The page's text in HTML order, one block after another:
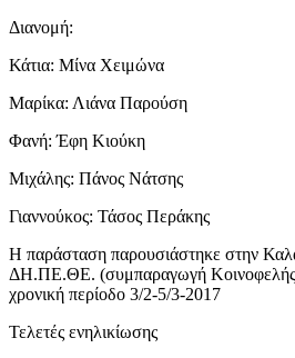
Διανομή:
Κάτια: Μίνα Χειμώνα
Μαρίκα: Λιάνα Παρούση
Φανή: Έφη Κιούκη
Μιχάλης: Πάνος Νάτσης
Γιαννούκος: Τάσος Περάκης
Η παράσταση παρουσιάστηκε στην
ΔΗ.ΠΕ.ΘΕ. (συμπαραγωγή
χρονική περίοδο 3/2-5/3-2017
Τελετές ενηλικίωσης